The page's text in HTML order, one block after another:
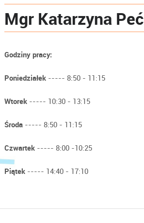
Mgr Katarzyna Peć
Godziny pracy:
Poniedziałek----- 8:50 - 11:15
Wtorek----- 10:30 - 13:15
Środa----- 8:50 - 11:15
Czwartek----- 8:00 -10:25
Piątek----- 14:40 - 17:10